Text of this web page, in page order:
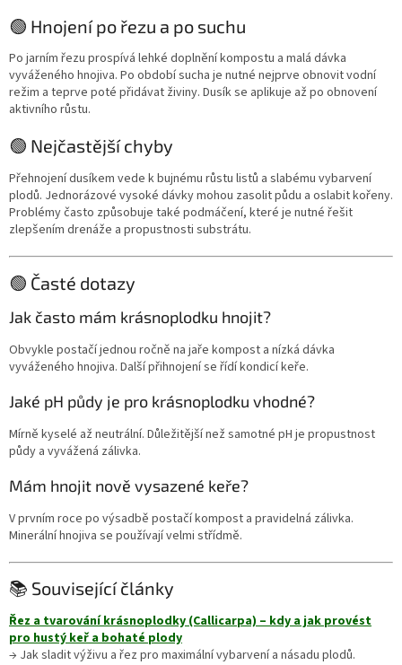
🟢 Hnojení po řezu a po suchu
Po jarním řezu prospívá lehké doplnění kompostu a malá dávka
vyváženého hnojiva. Po období sucha je nutné nejprve obnovit vodní
režim a teprve poté přidávat živiny. Dusík se aplikuje až po obnovení
aktivního růstu.
🟢 Nejčastější chyby
Přehnojení dusíkem vede k bujnému růstu listů a slabému vybarvení
plodů. Jednorázové vysoké dávky mohou zasolit půdu a oslabit kořeny.
Problémy často způsobuje také podmáčení, které je nutné řešit
zlepšením drenáže a propustnosti substrátu.
🟢 Časté dotazy
Jak často mám krásnoplodku hnojit?
Obvykle postačí jednou ročně na jaře kompost a nízká dávka
vyváženého hnojiva. Další přihnojení se řídí kondicí keře.
Jaké pH půdy je pro krásnoplodku vhodné?
Mírně kyselé až neutrální. Důležitější než samotné pH je propustnost
půdy a vyvážená zálivka.
Mám hnojit nově vysazené keře?
V prvním roce po výsadbě postačí kompost a pravidelná zálivka.
Minerální hnojiva se používají velmi střídmě.
📚 Související články
Řez a tvarování krásnoplodky (Callicarpa) – kdy a jak provést
pro hustý keř a bohaté plody
→ Jak sladit výživu a řez pro maximální vybarvení a násadu plodů.